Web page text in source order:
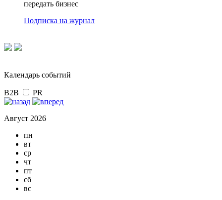
передать бизнес
Подписка на журнал
Календарь событий
B2B PR
Август 2026
пн
вт
ср
чт
пт
сб
вс